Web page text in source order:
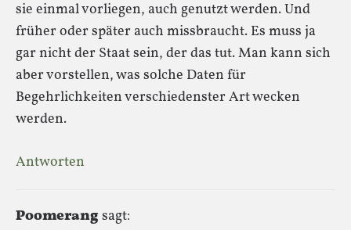
sie einmal vorliegen, auch genutzt werden. Und
früher oder später auch missbraucht. Es muss ja
gar nicht der Staat sein, der das tut. Man kann sich
aber vorstellen, was solche Daten für
Begehrlichkeiten verschiedenster Art wecken
werden.
Antworten
Poomerangsagt: